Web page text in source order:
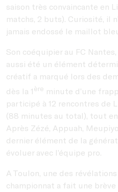
saison très convaincante en
matchs, 2 buts). Curiosité, il
jamais endossé le maillot
Son coéquipier au FC Nantes,
aussi été un élément
créatif a marqué lors des
dès la 1ère minute d’une
participé à 12 rencontres de
(88 minutes au total), tout
Après Zézé, Appuah,
dernier élément de la
évoluer avec l’équipe pro.
A Toulon, une des
championnat a fait une